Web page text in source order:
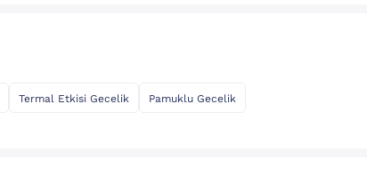
Termal Etkisi Gecelik Pamuklu Gecelik